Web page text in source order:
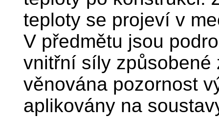
teploty se projeví v
V předmětu jsou
vnitřní síly způsobené
věnována pozornost
aplikovány na